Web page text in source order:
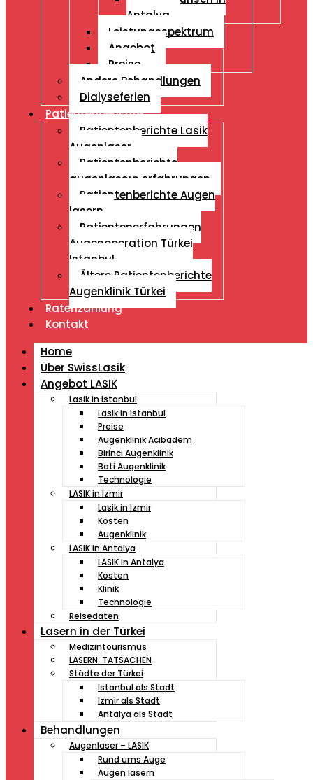
Antalya
Leistungsspektrum
Angebot
Preise
Andere Behandlungen
Dialyseferien
Patientenberichte
Patientenberichte Lasik
Augenlaser
Patientenberichte
augenlasern erfahrungen
Patientenberichte Augen
lasern
Patientenerfahrungen
Augenoperation Türkei
Istanbul
Ältere Patientenberichte
Augenklinik Türkei
Ratenzahlung
Kontakt
Home
Über SwissLasik
Angebot LASIK
Lasik in Istanbul
Lasik in Istanbul
Preise
Augenklinik Acibadem
Birinci Augenklinik
Bati Augenklinik
Technologie
LASIK in Izmir
Lasik in Izmir
Kosten
Augenklinik
LASIK in Antalya
LASIK in Antalya
Kosten
Klinik
Technologie
Reisedaten
Lasern in der Türkei
Medizintourismus
LASERN: TATSACHEN
Städte der Türkei
Istanbul als Stadt
Izmir als Stadt
Antalya als Stadt
Behandlungen
Augenlaser – LASIK
Rund ums Auge
Augen lasern